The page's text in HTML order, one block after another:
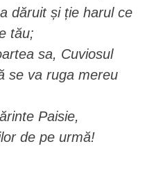
dăruit și ție harul ce
tău;
sa, Cuviosul
se va ruga mereu
Paisie,
de pe urmă!